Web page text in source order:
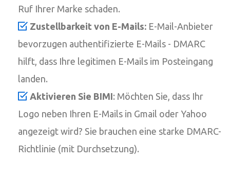
Ruf Ihrer Marke schaden.
Zustellbarkeit von E-Mails: E-Mail-Anbieter
bevorzugen authentifizierte E-Mails - DMARC
hilft, dass Ihre legitimen E-Mails im Posteingang
landen.
Aktivieren Sie BIMI: Möchten Sie, dass Ihr
Logo neben Ihren E-Mails in Gmail oder Yahoo
angezeigt wird? Sie brauchen eine starke DMARC-
Richtlinie (mit Durchsetzung).